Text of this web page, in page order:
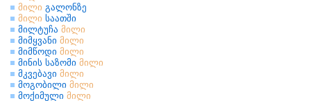
მილი გალონზე
მილი საათში
მილტუჩა მილი
მიმყვანი მილი
მიმწოდი მილი
მინის საზომი მილი
მკვებავი მილი
მოგობილი მილი
მოქიმული მილი